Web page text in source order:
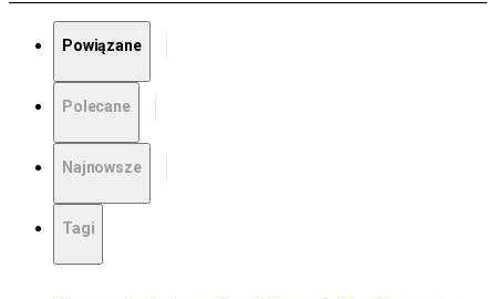
Powiązane
Polecane
Najnowsze
Tagi